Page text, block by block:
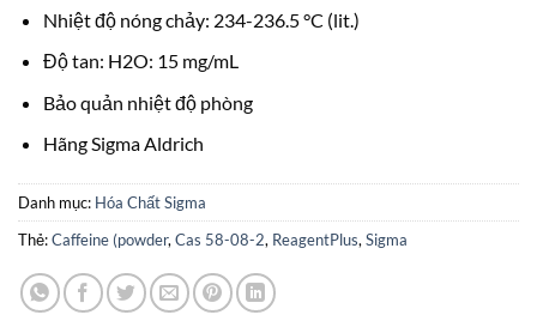
Nhiệt độ nóng chảy: 234-236.5 °C (lit.)
Độ tan: H2O: 15 mg/mL
Bảo quản nhiệt độ phòng
Hãng Sigma Aldrich
Danh mục: Hóa Chất Sigma
Thẻ:Caffeine (powder, Cas 58-08-2, ReagentPlus, Sigma